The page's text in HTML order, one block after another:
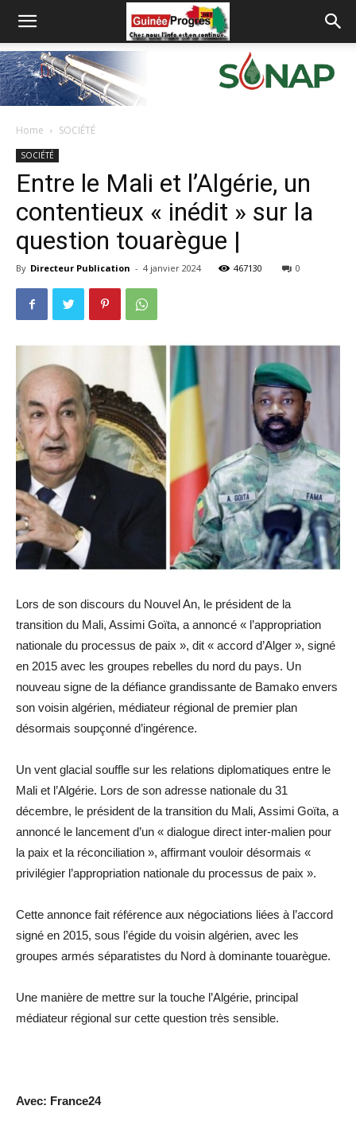
Home SOCIÉTÉ
SOCIÉTÉ
Entre le Mali et l’Algérie, un
contentieux « inédit » sur la
question touarègue |
By Directeur Publication - 4 janvier 2024 467130 0
Lors de son discours du Nouvel An, le président de la
transition du Mali, Assimi Goïta, a annoncé « l’appropriation
nationale du processus de paix », dit « accord d’Alger », signé
en 2015 avec les groupes rebelles du nord du pays. Un
nouveau signe de la défiance grandissante de Bamako envers
son voisin algérien, médiateur régional de premier plan
désormais soupçonné d’ingérence.
Un vent glacial souffle sur les relations diplomatiques entre le
Mali et l’Algérie. Lors de son adresse nationale du 31
décembre, le président de la transition du Mali, Assimi Goïta, a
annoncé le lancement d’un « dialogue direct inter-malien pour
la paix et la réconciliation », affirmant vouloir désormais «
privilégier l’appropriation nationale du processus de paix ».
Cette annonce fait référence aux négociations liées à l’accord
signé en 2015, sous l’égide du voisin algérien, avec les
groupes armés séparatistes du Nord à dominante touarègue.
Une manière de mettre sur la touche l’Algérie, principal
médiateur régional sur cette question très sensible.
Avec: France24